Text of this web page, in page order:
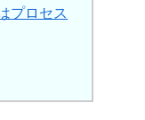
プロセス